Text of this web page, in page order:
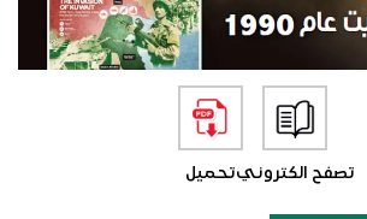
تصفح الكترونيتحميل